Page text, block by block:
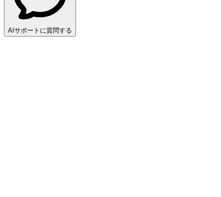
AIサポートに質問する